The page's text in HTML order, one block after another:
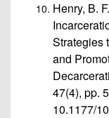
Henry, B.
Strategies
and
47(4), pp.
10.1177/